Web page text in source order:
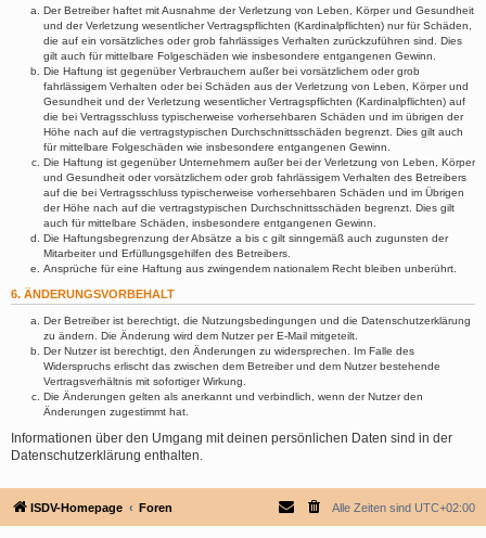
Der Betreiber haftet mit Ausnahme der Verletzung von Leben, Körper und Gesundheit
und der Verletzung wesentlicher Vertragspflichten (Kardinalpflichten) nur für Schäden,
die auf ein vorsätzliches oder grob fahrlässiges Verhalten zurückzuführen sind. Dies
gilt auch für mittelbare Folgeschäden wie insbesondere entgangenen Gewinn.
Die Haftung ist gegenüber Verbrauchern außer bei vorsätzlichem oder grob
fahrlässigem Verhalten oder bei Schäden aus der Verletzung von Leben, Körper und
Gesundheit und der Verletzung wesentlicher Vertragspflichten (Kardinalpflichten) auf
die bei Vertragsschluss typischerweise vorhersehbaren Schäden und im übrigen der
Höhe nach auf die vertragstypischen Durchschnittsschäden begrenzt. Dies gilt auch
für mittelbare Folgeschäden wie insbesondere entgangenen Gewinn.
Die Haftung ist gegenüber Unternehmern außer bei der Verletzung von Leben, Körper
und Gesundheit oder vorsätzlichem oder grob fahrlässigem Verhalten des Betreibers
auf die bei Vertragsschluss typischerweise vorhersehbaren Schäden und im Übrigen
der Höhe nach auf die vertragstypischen Durchschnittsschäden begrenzt. Dies gilt
auch für mittelbare Schäden, insbesondere entgangenen Gewinn.
Die Haftungsbegrenzung der Absätze a bis c gilt sinngemäß auch zugunsten der
Mitarbeiter und Erfüllungsgehilfen des Betreibers.
Ansprüche für eine Haftung aus zwingendem nationalem Recht bleiben unberührt.
6. ÄNDERUNGSVORBEHALT
Der Betreiber ist berechtigt, die Nutzungsbedingungen und die Datenschutzerklärung
zu ändern. Die Änderung wird dem Nutzer per E-Mail mitgeteilt.
Der Nutzer ist berechtigt, den Änderungen zu widersprechen. Im Falle des
Widerspruchs erlischt das zwischen dem Betreiber und dem Nutzer bestehende
Vertragsverhältnis mit sofortiger Wirkung.
Die Änderungen gelten als anerkannt und verbindlich, wenn der Nutzer den
Änderungen zugestimmt hat.
Informationen über den Umgang mit deinen persönlichen Daten sind in der
Datenschutzerklärung enthalten.
ISDV-Homepage Foren Alle Zeiten sind UTC+02:00